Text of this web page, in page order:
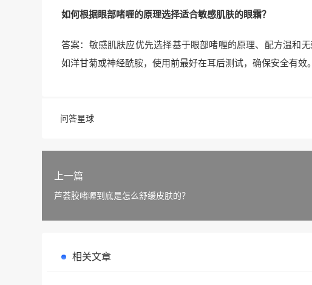
如何根据眼部啫喱的原理选择适合敏感肌肤的眼霜？
答案：敏感肌肤应优先选择基于眼部啫喱的原理、配方温和
如洋甘菊或神经酰胺，使用前最好在耳后测试，确保安全有效。
问答星球
上一篇
芦荟胶啫喱到底是怎么舒缓皮肤的？
相关文章